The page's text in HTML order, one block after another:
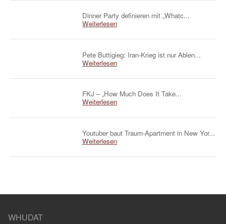
Dinner Party definieren mit „Whatc...
Weiterlesen
Pete Buttigieg: Iran-Krieg ist nur Ablen...
Weiterlesen
FKJ – „How Much Does It Take...
Weiterlesen
Youtuber baut Traum-Apartment in New Yor...
Weiterlesen
WHUDAT